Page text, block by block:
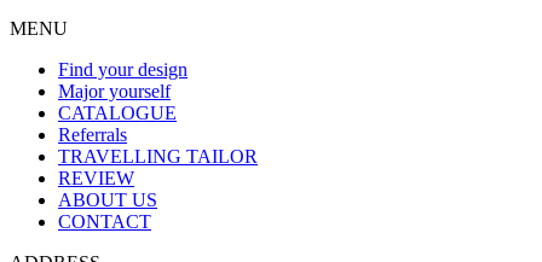
MENU
Find your design
Major yourself
CATALOGUE
Referrals
TRAVELLING TAILOR
REVIEW
ABOUT US
CONTACT